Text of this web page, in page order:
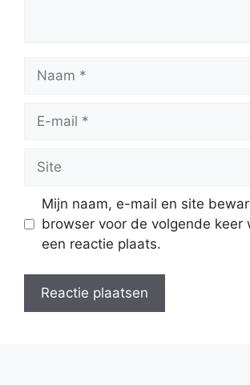
mail
Mijn naam, e-mail en site
browser voor de volgende keer
een reactie plaats.